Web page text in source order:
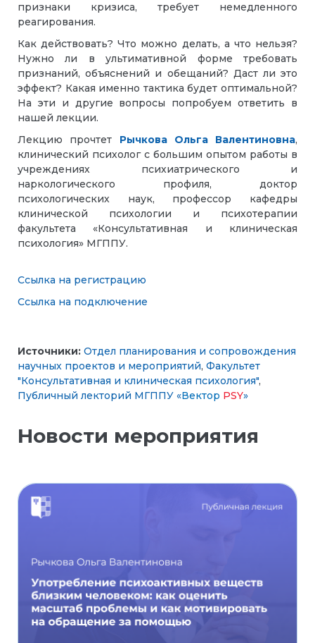
признаки кризиса, требует немедленного
реагирования.
Как действовать? Что можно делать, а что нельзя?
Нужно ли в ультимативной форме требовать
признаний, объяснений и обещаний? Даст ли это
эффект? Какая именно тактика будет оптимальной?
На эти и другие вопросы попробуем ответить в
нашей лекции.
Лекцию прочтет Рычкова Ольга Валентиновна,
клинический психолог с большим опытом работы в
учреждениях психиатрического и
наркологического профиля, доктор
психологических наук, профессор кафедры
клинической психологии и психотерапии
факультета «Консультативная и клиническая
психология» МГППУ.
Ссылка на регистрацию
Ссылка на подключение
Источники: Отдел планирования и сопровождения
научных проектов и мероприятий, Факультет
"Консультативная и клиническая психология",
Публичный лекторий МГППУ «Вектор PSY»
Новости мероприятия